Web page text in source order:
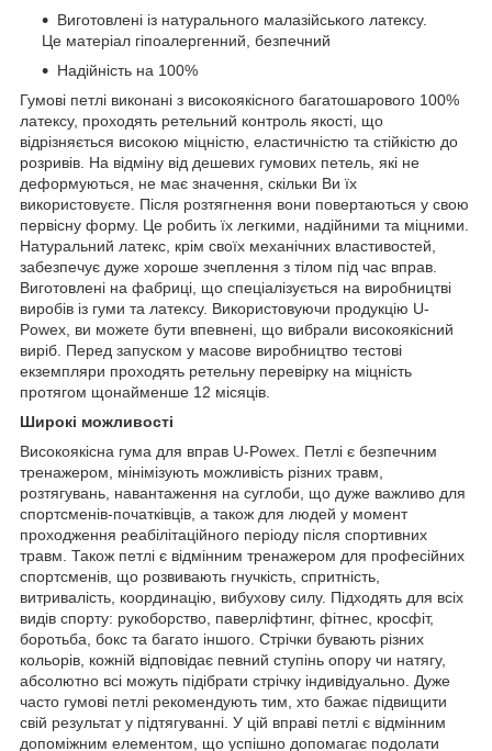
Виготовлені із натурального малазійського латексу.
Це матеріал гіпоалергенний, безпечний
Надійність на 100%
Гумові петлі виконані з високоякісного багатошарового 100%
латексу, проходять ретельний контроль якості, що
відрізняється високою міцністю, еластичністю та стійкістю до
розривів. На відміну від дешевих гумових петель, які не
деформуються, не має значення, скільки Ви їх
використовуєте. Після розтягнення вони повертаються у свою
первісну форму. Це робить їх легкими, надійними та міцними.
Натуральний латекс, крім своїх механічних властивостей,
забезпечує дуже хороше зчеплення з тілом під час вправ.
Виготовлені на фабриці, що спеціалізується на виробництві
виробів із гуми та латексу. Використовуючи продукцію U-
Powex, ви можете бути впевнені, що вибрали високоякісний
виріб. Перед запуском у масове виробництво тестові
екземпляри проходять ретельну перевірку на міцність
протягом щонайменше 12 місяців.
Широкі можливості
Високоякісна гума для вправ U-Powex. Петлі є безпечним
тренажером, мінімізують можливість різних травм,
розтягувань, навантаження на суглоби, що дуже важливо для
спортсменів-початківців, а також для людей у момент
проходження реабілітаційного періоду після спортивних
травм. Також петлі є відмінним тренажером для професійних
спортсменів, що розвивають гнучкість, спритність,
витривалість, координацію, вибухову силу. Підходять для всіх
видів спорту: рукоборство, паверліфтинг, фітнес, кросфіт,
боротьба, бокс та багато іншого. Стрічки бувають різних
кольорів, кожній відповідає певний ступінь опору чи натягу,
абсолютно всі можуть підібрати стрічку індивідуально. Дуже
часто гумові петлі рекомендують тим, хто бажає підвищити
свій результат у підтягуванні. У цій вправі петлі є відмінним
допоміжним елементом, що успішно допомагає подолати